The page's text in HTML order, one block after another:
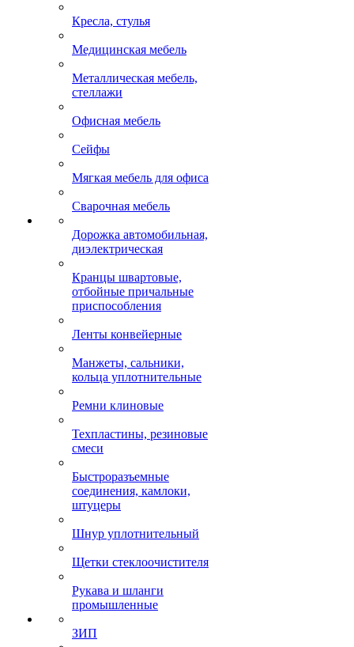
Кресла, стулья
Медицинская мебель
Металлическая мебель,
стеллажи
Офисная мебель
Сейфы
Мягкая мебель для офиса
Сварочная мебель
Дорожка автомобильная,
диэлектрическая
Кранцы швартовые,
отбойные причальные
приспособления
Ленты конвейерные
Манжеты, сальники,
кольца уплотнительные
Ремни клиновые
Техпластины, резиновые
смеси
Быстроразъемные
соединения, камлоки,
штуцеры
Шнур уплотнительный
Щетки стеклоочистителя
Рукава и шланги
промышленные
ЗИП